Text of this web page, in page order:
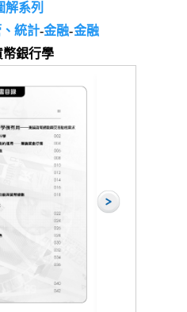
解系列
統計-金融-金融
幣銀行學